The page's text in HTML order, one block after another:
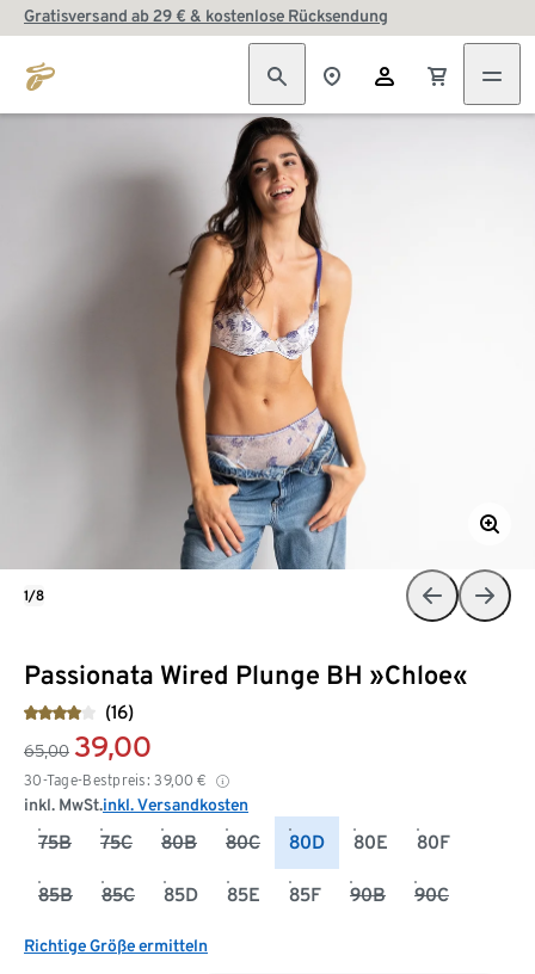
Gratisversand ab 29 € & kostenlose Rücksendung
Passionata Wired Plunge BH »Chloe«
(16)
65,00 39,00
30-Tage-Bestpreis: 39,00 €
inkl. MwSt.inkl. Versandkosten
75B 75C 80B 80C 80D 80E 80F
85B 85C 85D 85E 85F 90B 90C
Richtige Größe ermitteln
1/8